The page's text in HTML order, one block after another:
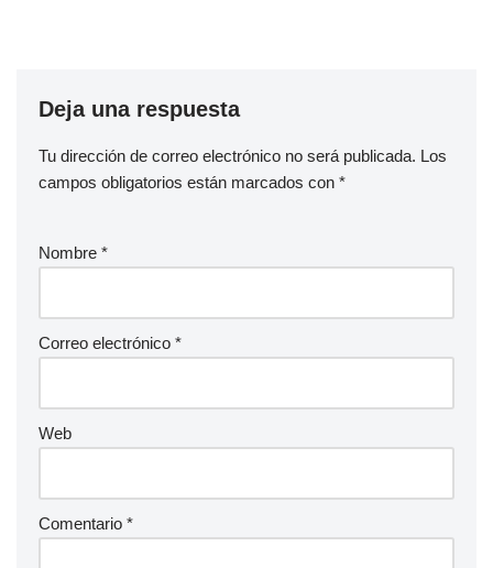
Deja una respuesta
Tu dirección de correo electrónico no será publicada. Los
campos obligatorios están marcados con *
Nombre *
Correo electrónico *
Web
Comentario *